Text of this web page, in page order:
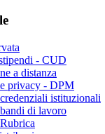
- CUD
a distanza
privacy - DPM
istituzionali
di lavoro